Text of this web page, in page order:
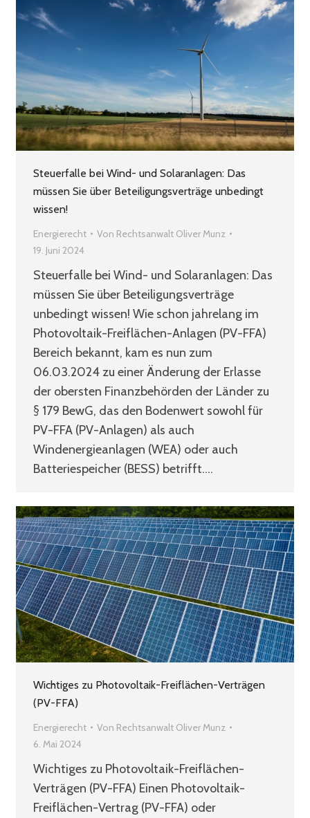
Steuerfalle bei Wind- und Solaranlagen: Das
müssen Sie über Beteiligungsverträge unbedingt
wissen!
Energierecht Von Rechtsanwalt Oliver Munz
19. Juni 2024
Steuerfalle bei Wind- und Solaranlagen: Das
müssen Sie über Beteiligungsverträge
unbedingt wissen! Wie schon jahrelang im
Photovoltaik-Freiflächen-Anlagen (PV-FFA)
Bereich bekannt, kam es nun zum
06.03.2024 zu einer Änderung der Erlasse
der obersten Finanzbehörden der Länder zu
§ 179 BewG, das den Bodenwert sowohl für
PV-FFA (PV-Anlagen) als auch
Windenergieanlagen (WEA) oder auch
Batteriespeicher (BESS) betrifft.…
Wichtiges zu Photovoltaik-Freiflächen-Verträgen
(PV-FFA)
Energierecht Von Rechtsanwalt Oliver Munz
6. Mai 2024
Wichtiges zu Photovoltaik-Freiflächen-
Verträgen (PV-FFA) Einen Photovoltaik-
Freiflächen-Vertrag (PV-FFA) oder